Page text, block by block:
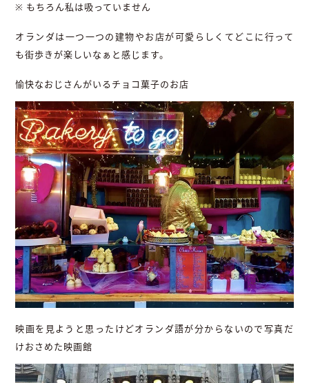
※ もちろん私は吸っていません
オランダは一つ一つの建物やお店が可愛らしくてどこに行って
も街歩きが楽しいなぁと感じます。
愉快なおじさんがいるチョコ菓子のお店
映画を見ようと思ったけどオランダ語が分からないので写真だ
けおさめた映画館